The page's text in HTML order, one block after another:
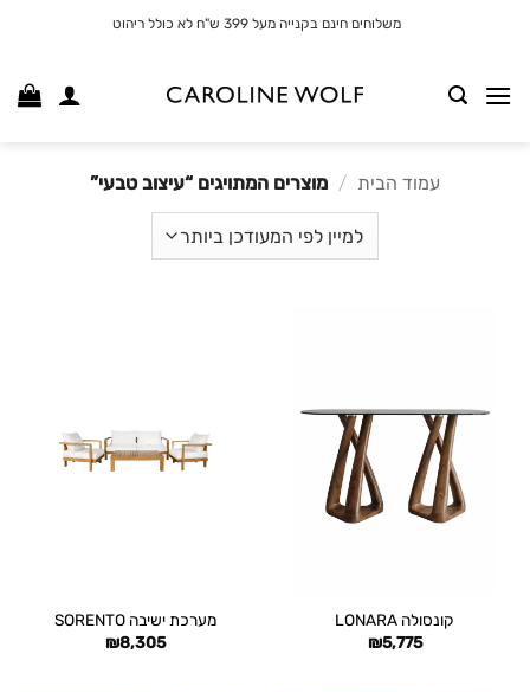
משלוחים חינם בקנייה מעל 399 ש"ח לא כולל ריהוט
עמוד הבית / מוצרים המתויגים “עיצוב טבעי”
קונסולה LONARA
₪5,775
מערכת ישיבה SORENTO
₪8,305